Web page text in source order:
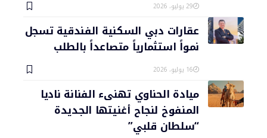
29 يوليو، 2026
عقارات دبي السكنية الفندقية تسجل
نمواً استثمارياً متصاعداً بالطلب
16 يوليو، 2026
ميادة الحناوي تهنىء الفنانة ناديا
المنفوخ لنجاح أغنيتها الجديدة
“سلطان قلبي”